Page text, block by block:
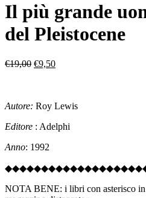
Il più grande
del Pleistocene
€19,00 Il
€19,00.
€9,50Il
€9,50.
Autore: Roy Lewis
Editore : Adelphi
Anno: 1992
NOTA BENE: i libri con asterisco